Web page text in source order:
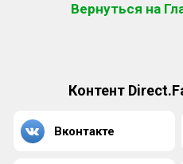
Вернуться на
Контент
Вконтакте